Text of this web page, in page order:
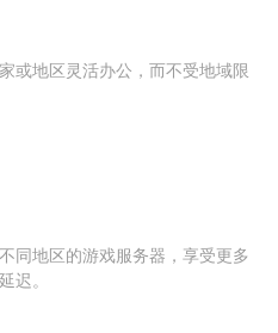
或地区灵活办公，而不受地域限
同地区的游戏服务器，享受更多
迟。